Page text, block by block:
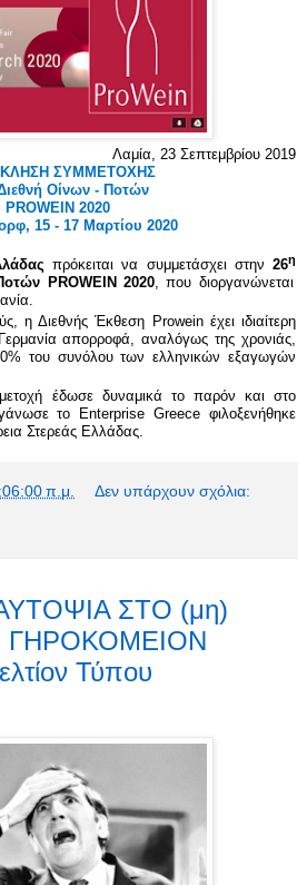
Λαμία, 23 Σεπτεμβρίου 2019
ΣΥΜΜΕΤΟΧΗΣ
Οίνων - Ποτών
PROWEIN 2020
, 15 - 17 Μαρτίου 2020
πρόκειται να συμμετάσχει στην 26η
PROWEIN 2020, που διοργανώνεται
η Διεθνής Έκθεση Proweinέχει ιδιαίτερη
απορροφά, αναλόγως της χρονιάς,
του συνόλου των ελληνικών εξαγωγών
έδωσε δυναμικά το παρόν και στο
το
Enterprise Greece φιλοξενήθηκε
Στερεάς Ελλάδας.
π.μ. Δεν υπάρχουν σχόλια:
ΣΤΟ (μη)
Τύπου